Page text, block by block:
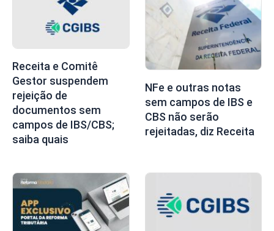
Receita e Comitê
Gestor suspendem
rejeição de
documentos sem
campos de IBS/CBS;
saiba quais
NFe e outras notas
sem campos de IBS e
CBS não serão
rejeitadas, diz Receita